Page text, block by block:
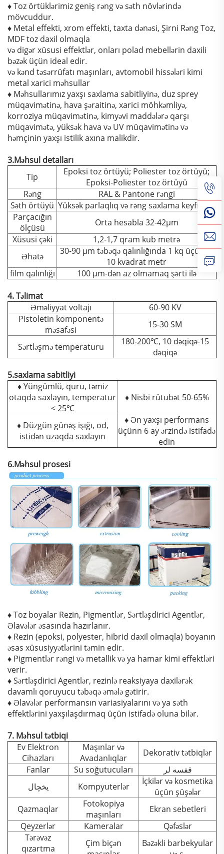
♦ Toz örtüklərimiz geniş rəng və səth növlərində
mövcuddur.
♦ Metal effekti, xrom effekti, taxta dənəsi, Şirni Rəng Toz,
MDF toz daxil olmaqla
və digər xüsusi effektlər, onları polad mebellərin daxili
bəzək üçün ideal edir.
və kənd təsərrüfatı maşınları, avtomobil hissələri kimi
metal xarici məhsullar
♦ Məhsullarımız yaxşı saxlama sabitliyinə, duz sprey
müqavimətinə, hava şəraitinə, xarici möhkəmliyə,
korroziya müqavimətinə, kimyəvi maddələrə qarşı
müqavimətə, yüksək hava və UV müqavimətinə və
həmçinin yaxşı istilik axına malikdir.
3.Məhsul detalları
Tip
Epoksi toz örtüyü; Poliester toz örtüyü;
Epoksi-Poliester toz örtüyü
Rəng
RAL & Pantone rəngi
Səth örtüyü Yüksək parlaqlıq və rəng saxlama keyfiyyəti
Parçacığın
ölçüsü
Orta hesabla 32-42μm
Xüsusi çəki
1,2-1,7 qram kub metrə
Əhatə
30-90 μm təbəqə qalınlığında 1 kq üçün 8-
10 kvadrat metr
film qalınlığı
100 μm-dən az olmamaq şərti ilə
4. Təlimat
Əməliyyat voltajı
60-90 KV
Pistoletin komponentə
məsafəsi
15-30 SM
Sərtləşmə temperaturu
180-200℃, 10 dəqiqə-15
dəqiqə
5.saxlama sabitliyi
♦ Yüngümlü, quru, təmiz
otaqda saxlayın, temperatur
< 25℃
♦ Nisbi rütubət 50-65%
♦ Düzgün günəş işığı, od,
istidən uzaqda saxlayın
♦ Ən yaxşı performans
üçünn 6 ay ərzində istifadə
edin
6.Məhsul prosesi
♦ Toz boyalar Rezin, Pigmentlər, Sərtləşdirici Agentlər,
Əlavələr əsasında hazırlanır.
♦ Rezin (epoksi, polyester, hibrid daxil olmaqla) boyanın
əsas xüsusiyyətlərini təmin edir.
♦ Pigmentlər rəngi və metallik və ya hamar kimi effektləri
verir.
♦ Sərtləşdirici Agentlər, rezinlə reaksiyaya daxilərək
davamlı qoruyucu təbəqə əmələ gətirir.
♦ Əlavələr performansın variasiyalarını və ya səth
effektlərini yaxşılaşdırmaq üçün istifadə oluna bilər.
7. Məhsul tətbiqi
Ev Elektron
Cihazları
Maşınlar və
Avadanlıqlar
Dekorativ tətbiqlər
Fanlar
Su soğutucuları
قفسه لر
یخچال
Kompyuterlər
İçkilər və kosmetika
üçün şüşələr
Qazmaqlar
Fotokopiya
maşınları
Ekran sebetleri
Qeyzerlər
Kameralar
Qəfəslər
Tərəvəz
qızartma
Çim biçən
Bəzəkli barbekyular